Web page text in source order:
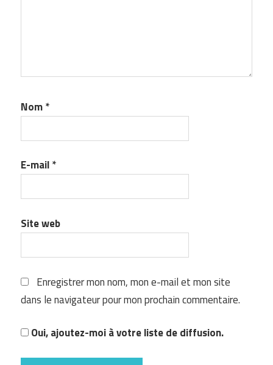
Nom*
E-mail*
Site web
Enregistrer mon nom, mon e-mail et mon site
dans le navigateur pour mon prochain commentaire.
Oui, ajoutez-moi à votre liste de diffusion.